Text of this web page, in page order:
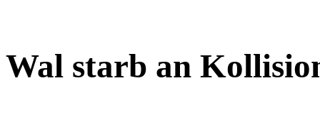
Wal starb an